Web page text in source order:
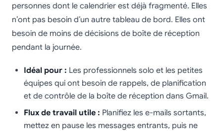
personnes dont le calendrier est déjà fragmenté. Elles
n’ont pas besoin d’un autre tableau de bord. Elles ont
besoin de moins de décisions de boîte de réception
pendant la journée.
Idéal pour : Les professionnels solo et les petites
équipes qui ont besoin de rappels, de planification
et de contrôle de la boîte de réception dans Gmail.
Flux de travail utile : Planifiez les e-mails sortants,
mettez en pause les messages entrants, puis ne